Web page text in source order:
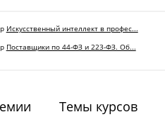
Искусственный интеллект в профес...
Поставщики по 44-ФЗ и 223-ФЗ. Об...
Темы курсов